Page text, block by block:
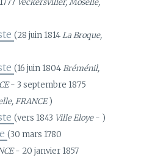
(28 juin 1814La Broque,
(16 juin 1804Bréménil,
- 3 septembre 1875
FRANCE)
(vers 1843 Ville Eloye- )
(30 mars 1780
- 20 janvier 1857